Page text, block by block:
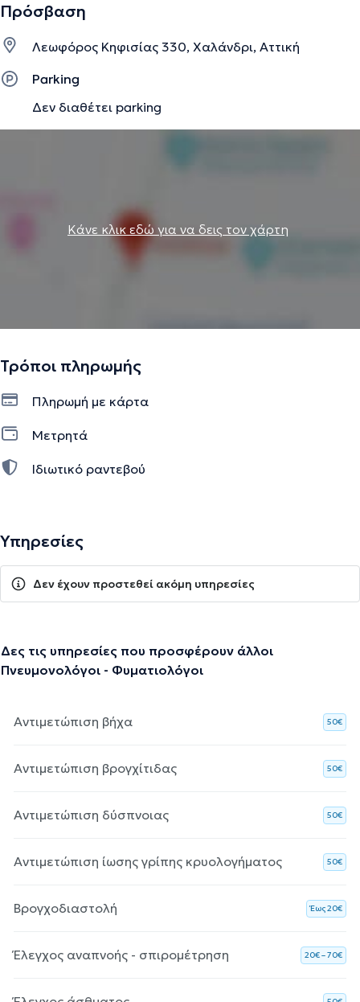
Πρόσβαση
Λεωφόρος Κηφισίας 330, Χαλάνδρι, Αττική
Parking
Δεν διαθέτει parking
Κάνε κλικ εδώ για να δεις τον χάρτη
Τρόποι πληρωμής
Πληρωμή με κάρτα
Μετρητά
Ιδιωτικό ραντεβού
Υπηρεσίες
Δεν έχουν προστεθεί ακόμη υπηρεσίες
Δες τις υπηρεσίες που προσφέρουν άλλοι
Πνευμονολόγοι - Φυματιολόγοι
Αντιμετώπιση βήχα 50€
Αντιμετώπιση βρογχίτιδας 50€
Αντιμετώπιση δύσπνοιας 50€
Αντιμετώπιση ίωσης γρίπης κρυολογήματος 50€
Βρογχοδιαστολή Έως 20€
Έλεγχος αναπνοής - σπιρομέτρηση 20€ – 70€